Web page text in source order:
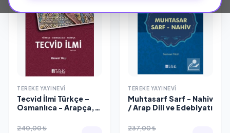
TEREKE YAYINEVI
Tecvid İlmi Türkçe –
Osmanlıca - Arapça,
240,00 ₺
TEREKE YAYINEVI
Muhtasarf Sarf - Nahiv
/ Arap Dili ve Edebiyatı
237,00 ₺